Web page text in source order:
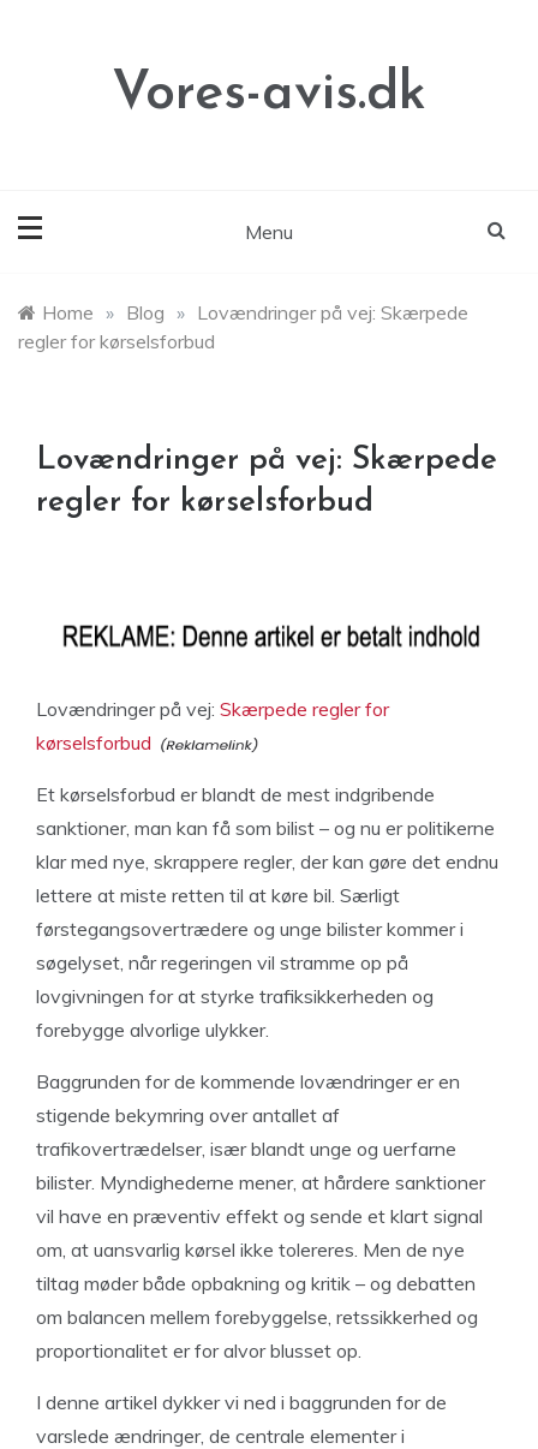
Vores-avis.dk
Menu
Home » Blog » Lovændringer på vej: Skærpede
regler for kørselsforbud
Lovændringer på vej: Skærpede
regler for kørselsforbud
Lovændringer på vej: Skærpede regler for
kørselsforbud
Et kørselsforbud er blandt de mest indgribende
sanktioner, man kan få som bilist – og nu er politikerne
klar med nye, skrappere regler, der kan gøre det endnu
lettere at miste retten til at køre bil. Særligt
førstegangsovertrædere og unge bilister kommer i
søgelyset, når regeringen vil stramme op på
lovgivningen for at styrke trafiksikkerheden og
forebygge alvorlige ulykker.
Baggrunden for de kommende lovændringer er en
stigende bekymring over antallet af
trafikovertrædelser, især blandt unge og uerfarne
bilister. Myndighederne mener, at hårdere sanktioner
vil have en præventiv effekt og sende et klart signal
om, at uansvarlig kørsel ikke tolereres. Men de nye
tiltag møder både opbakning og kritik – og debatten
om balancen mellem forebyggelse, retssikkerhed og
proportionalitet er for alvor blusset op.
I denne artikel dykker vi ned i baggrunden for de
varslede ændringer, de centrale elementer i